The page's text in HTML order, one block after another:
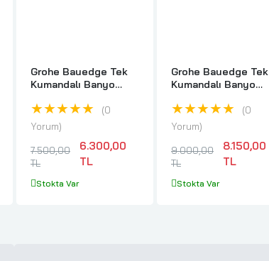
Grohe Bauedge Tek
Kumandalı Banyo
29039001
★★★★★
0
Yorum
7.500,00
TL
6.300,00
TL
Stokta Var
Grohe Bauedge Tek
Kumandalı Banyo
★★★★★
0
Yorum
9.000,00
TL
8.150,00
TL
Stokta Var